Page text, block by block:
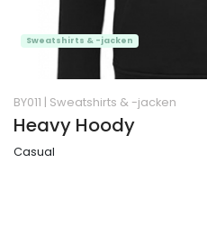
BY011 | Sweatshirts & -jacken
Heavy Hoody
Casual
Sweatshirts & -jacken